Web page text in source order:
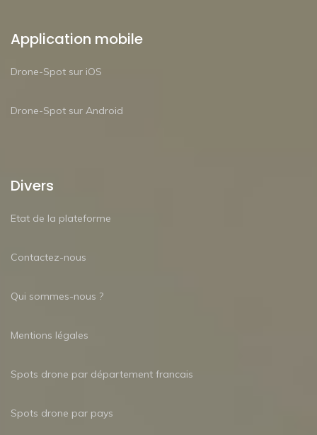
Application mobile
Drone-Spot sur iOS
Drone-Spot sur Android
Divers
Etat de la plateforme
Contactez-nous
Qui sommes-nous ?
Mentions légales
Spots drone par département francais
Spots drone par pays